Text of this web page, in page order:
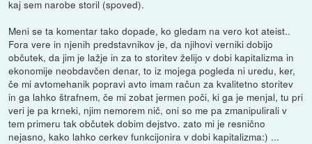
kaj sem narobe storil (spoved).
Meni se ta komentar tako dopade, ko gledam na vero kot ateist..
Fora vere in njenih predstavnikov je, da njihovi verniki dobijo
občutek, da jim je lažje in za to storitev želijo v dobi kapitalizma in
ekonomije neobdavčen denar, to iz mojega pogleda ni uredu, ker,
če mi avtomehanik popravi avto imam račun za kvalitetno storitev
in ga lahko štrafnem, če mi zobat jermen poči, ki ga je menjal, tu pri
veri je pa krneki, njim nemorem nič, oni so me pa zmanipulirali v
tem primeru tak občutek dobim dejstvo. zato mi je resnično
nejasno, kako lahko cerkev funkcijonira v dobi kapitalizma:) ...